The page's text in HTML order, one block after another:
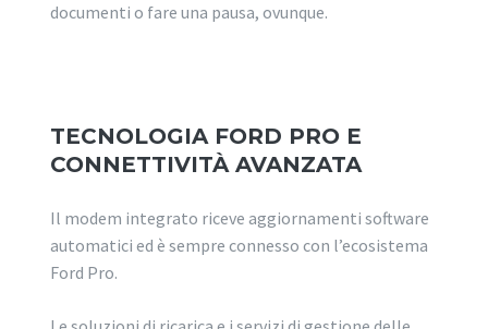
documenti o fare una pausa, ovunque.
TECNOLOGIA FORD PRO E
CONNETTIVITÀ AVANZATA
Il modem integrato riceve aggiornamenti software
automatici ed è sempre connesso con l’ecosistema
Ford Pro.